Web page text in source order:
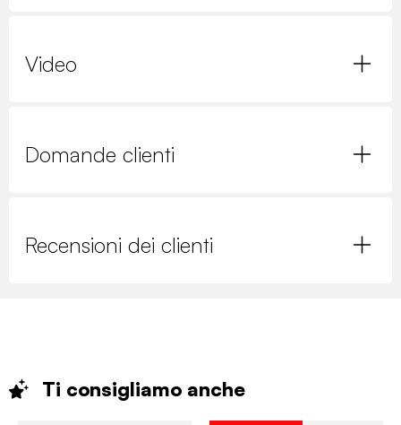
Video
Domande clienti
Recensioni dei clienti
Ti consigliamo anche